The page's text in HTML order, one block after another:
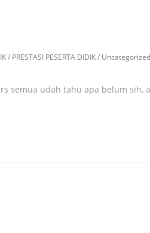
/ PRESTASI PESERTA DIDIK/ Uncategorized
semua udah tahu apa belum sih,